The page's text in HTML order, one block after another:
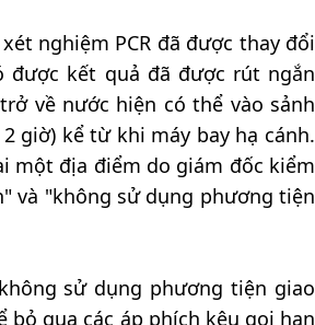
nghiệm PCR đã được thay đổi
kết quả đã được rút ngắn
về nước hiện có thể vào sảnh
giờ) kể từ khi máy bay hạ cánh.
một địa điểm do giám đốc kiểm
và "không sử dụng phương tiện
sử dụng phương tiện giao
qua các áp phích kêu gọi hạn